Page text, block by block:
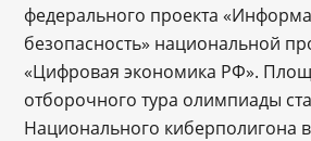
федерального проекта
безопасность» национальной
«Цифровая экономика РФ».
отборочного тура олимпиады
Национального киберполигона